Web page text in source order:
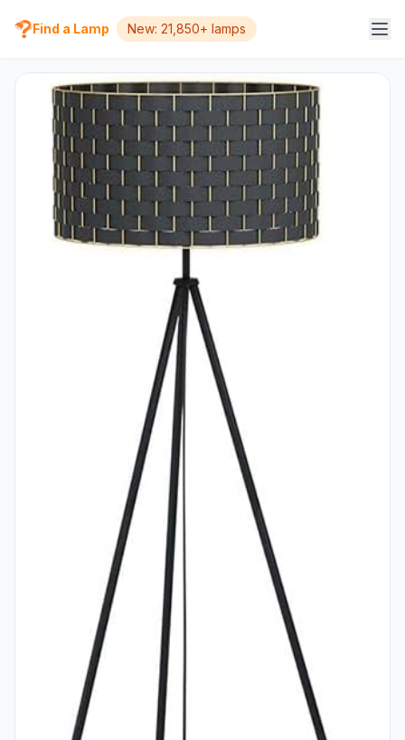
Find a Lamp New: 21,850+ lamps